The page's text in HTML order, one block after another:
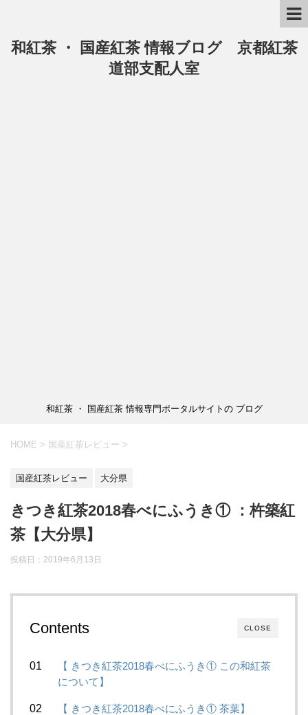
和紅茶 ・ 国産紅茶 情報ブログ 京都紅茶
道部支配人室
和紅茶 ・ 国産紅茶 情報専門ポータルサイトの ブログ
HOME > 国産紅茶レビュー >
国産紅茶レビュー 大分県
きつき紅茶2018春べにふうき① ：杵築紅
茶【大分県】
投稿日：2019年6月13日
CLOSE
Contents
【 きつき紅茶2018春べにふうき① この和紅茶
について】
【 きつき紅茶2018春べにふうき① 茶葉】